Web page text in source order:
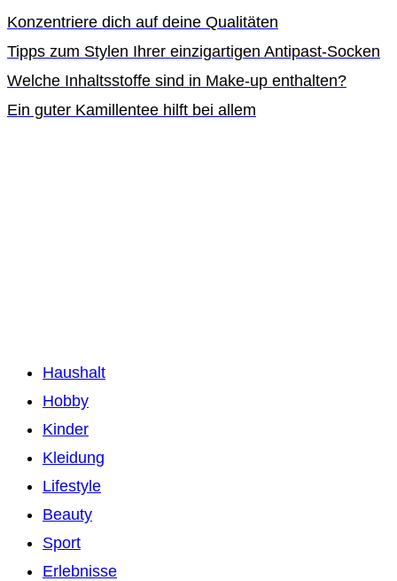
Konzentriere dich auf deine Qualitäten
Tipps zum Stylen Ihrer einzigartigen Antipast-Socken
Welche Inhaltsstoffe sind in Make-up enthalten?
Ein guter Kamillentee hilft bei allem
Haushalt
Hobby
Kinder
Kleidung
Lifestyle
Beauty
Sport
Erlebnisse